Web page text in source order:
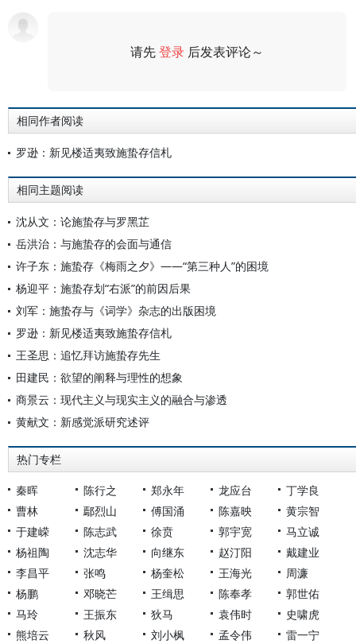
请先登录 后发表评论～
相同作者阅读
罗逊：新见楼适夷致施蛰存信札
相同主题阅读
沈从文：论施蛰存与罗黑芷
岳洪治：与施蛰存的会面与通信
许子东：施蛰存《梅雨之夕》——“第三种人”的困境
杨迎平：施蛰存划“右派”的前因后果
刘军：施蛰存与《词学》杂志的出版困境
罗逊：新见楼适夷致施蛰存信札
王圣思：追忆拜访施蛰存先生
田建民：欲望的阐释与理性的想象
商景云：现代主义与现实主义的融合与渗透
黄献文：新感觉派研究述评
热门专栏
秦晖 陈行之 郑永年 龙应台
丁学良
曹林
鄢烈山 傅国涌 陈嘉映
黄宗智
于建嵘
陈志武 徐贲 郭宇宽
马立诚
杨祖陶
沈志华 向继东 赵汀阳
戴建业
李昌平
张鸣 杨奎松 王海光
周濂
杨鹏
邓晓芒 王缉思 陈奉孝
郭世佑
马玲
王振东 狄马 袁伟时
史啸虎
熊培云
秋风 刘小枫 孟令伟 雷一宁